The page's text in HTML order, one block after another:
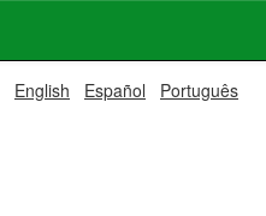
English Español Português